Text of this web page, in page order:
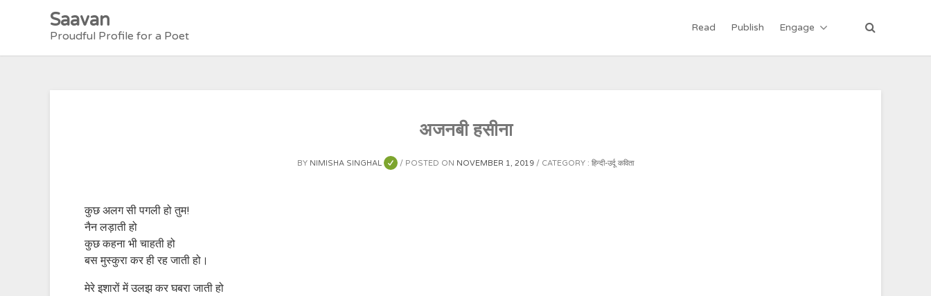
Saavan
Proudful Profile for a Poet
Read Publish Engage
अजनबी हसीना
BY NIMISHA SINGHAL POSTED ON NOVEMBER 1, 2019 CATEGORY : हिन्दी-उर्दू कविता
कुछ अलग सी पगली हो तुम!
नैन लड़ाती हो
कुछ कहना भी चाहती हो
बस मुस्कुरा कर ही रह जाती हो।
मेरे इशारों में उलझ कर घबरा जाती हो